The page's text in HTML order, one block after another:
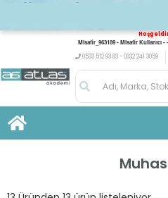
Misafir_963189 - Misafir Kullanıcı -
0533 512 93 83 - 0332 241 3059